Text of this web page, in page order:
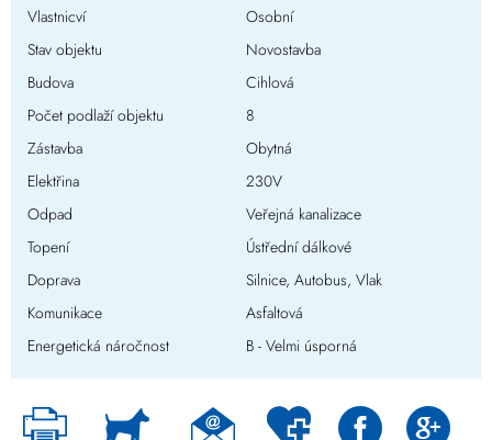
Vlastnicví
Osobní
Stav objektu
Novostavba
Budova
Cihlová
Počet podlaží objektu
8
Zástavba
Obytná
Elektřina
230V
Odpad
Veřejná kanalizace
Topení
Ústřední dálkové
Doprava
Silnice, Autobus, Vlak
Komunikace
Asfaltová
Energetická náročnost
B - Velmi úsporná